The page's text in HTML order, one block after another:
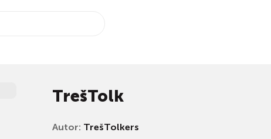
TrešTolk
Autor: TrešTolkers